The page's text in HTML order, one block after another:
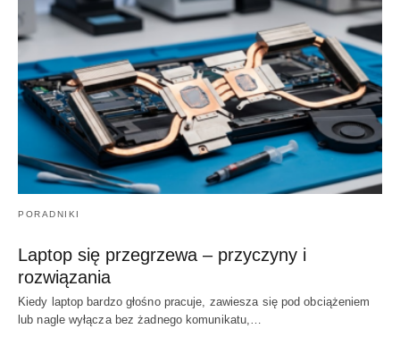
PORADNIKI
Laptop się przegrzewa – przyczyny i
rozwiązania
Kiedy laptop bardzo głośno pracuje, zawiesza się pod obciążeniem
lub nagle wyłącza bez żadnego komunikatu,…